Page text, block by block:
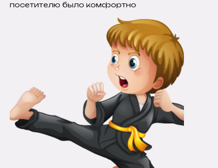
посетителю было комфортно